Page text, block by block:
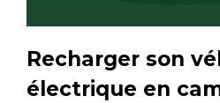
Recharger son
électrique en